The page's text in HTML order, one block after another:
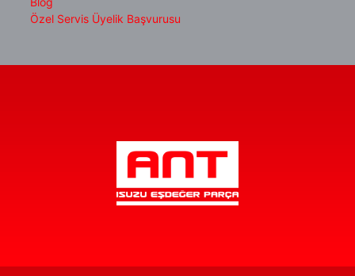
Özel Servis Üyelik Başvurusu